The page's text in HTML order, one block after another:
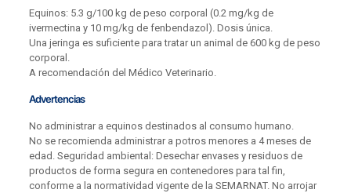
Equinos: 5.3 g/100 kg de peso corporal (0.2 mg/kg de
ivermectina y 10 mg/kg de fenbendazol). Dosis única.
Una jeringa es suficiente para tratar un animal de 600 kg de peso
corporal.
A recomendación del Médico Veterinario.
Advertencias
No administrar a equinos destinados al consumo humano.
No se recomienda administrar a potros menores a 4 meses de
edad. Seguridad ambiental: Desechar envases y residuos de
productos de forma segura en contenedores para tal fin,
conforme a la normatividad vigente de la SEMARNAT. No arrojar